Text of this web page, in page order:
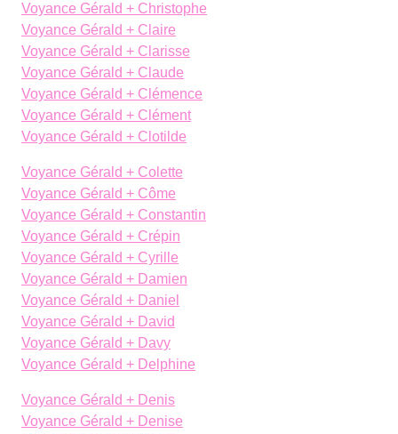
Voyance Gérald + Christophe
Voyance Gérald + Claire
Voyance Gérald + Clarisse
Voyance Gérald + Claude
Voyance Gérald + Clémence
Voyance Gérald + Clément
Voyance Gérald + Clotilde
Voyance Gérald + Colette
Voyance Gérald + Côme
Voyance Gérald + Constantin
Voyance Gérald + Crépin
Voyance Gérald + Cyrille
Voyance Gérald + Damien
Voyance Gérald + Daniel
Voyance Gérald + David
Voyance Gérald + Davy
Voyance Gérald + Delphine
Voyance Gérald + Denis
Voyance Gérald + Denise